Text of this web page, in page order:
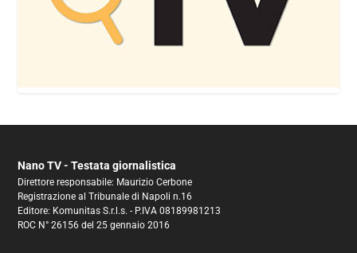
Nano TV - Testata giornalistica
Direttore responsabile: Maurizio Cerbone
Registrazione al Tribunale di Napoli n.16
Editore: Komunitas S.r.l.s. - P.IVA 08189981213
ROC N° 26156 del 25 gennaio 2016